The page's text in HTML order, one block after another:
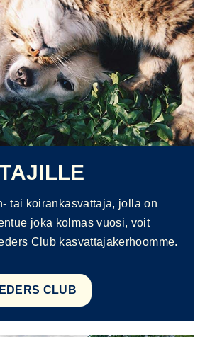
tai koirankasvattaja, jolla on
joka kolmas vuosi, voit
Club kasvattajakerhoomme.
CLUB